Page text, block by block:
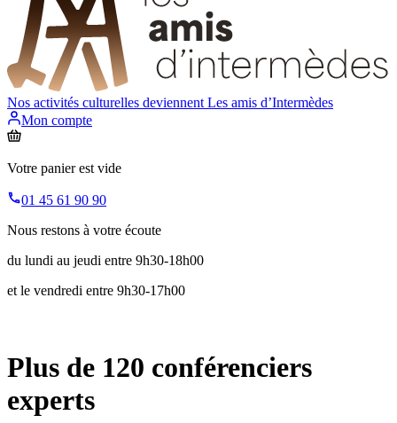
Nos activités culturelles deviennent Les amis d’Intermèdes
Mon compte
Votre panier est vide
01 45 61 90 90
Nous restons à votre écoute
du lundi au jeudi entre 9h30-18h00
et le vendredi entre 9h30-17h00
Plus de 120 conférenciers
experts